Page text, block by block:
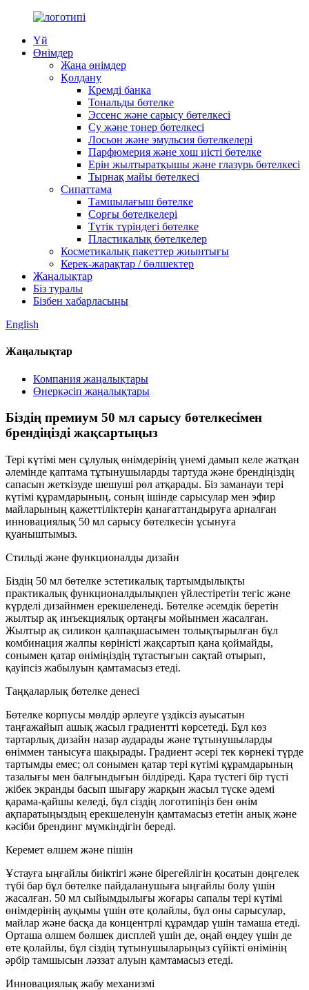
Үй
Өнімдер
Жаңа өнімдер
Қолдану
Кремді банка
Тональды бөтелке
Эссенс және сарысу бөтелкесі
Су және тонер бөтелкесі
Лосьон және эмульсия бөтелкелері
Парфюмерия және хош иісті бөтелке
Ерін жылтыратқышы және глазурь бөтелкесі
Тырнақ майы бөтелкесі
Сипаттама
Тамшылағыш бөтелке
Сорғы бөтелкелері
Түтік түріндегі бөтелке
Пластикалық бөтелкелер
Косметикалық пакеттер жиынтығы
Керек-жарақтар / бөлшектер
Жаңалықтар
Біз туралы
Бізбен хабарласыңы
English
Жаңалықтар
Компания жаңалықтары
Өнеркәсіп жаңалықтары
Біздің премиум 50 мл сарысу бөтелкесімен
брендіңізді жақсартыңыз
Тері күтімі мен сұлулық өнімдерінің үнемі дамып келе жатқан
әлемінде қаптама тұтынушыларды тартуда және брендіңіздің
сапасын жеткізуде шешуші рөл атқарады. Біз заманауи тері
күтімі құрамдарының, соның ішінде сарысулар мен эфир
майларының қажеттіліктерін қанағаттандыруға арналған
инновациялық 50 мл сарысу бөтелкесін ұсынуға
қуаныштымыз.
Стильді және функционалды дизайн
Біздің 50 мл бөтелке эстетикалық тартымдылықты
практикалық функционалдылықпен үйлестіретін тегіс және
күрделі дизайнмен ерекшеленеді. Бөтелке әсемдік беретін
жылтыр ақ инъекциялық ортаңғы мойынмен жасалған.
Жылтыр ақ силикон қалпақшасымен толықтырылған бұл
комбинация жалпы көріністі жақсартып қана қоймайды,
сонымен қатар өніміңіздің тұтастығын сақтай отырып,
қауіпсіз жабылуын қамтамасыз етеді.
Таңқаларлық бөтелке денесі
Бөтелке корпусы мөлдір әрлеуге үздіксіз ауысатын
таңғажайып ашық жасыл градиентті көрсетеді. Бұл көз
тартарлық дизайн назар аударады және тұтынушыларды
өніммен танысуға шақырады. Градиент әсері тек көрнекі түрде
тартымды емес; ол сонымен қатар тері күтімі құрамдарының
тазалығы мен балғындығын білдіреді. Қара түстегі бір түсті
жібек экранды басып шығару жарқын жасыл түске әдемі
қарама-қайшы келеді, бұл сіздің логотипіңіз бен өнім
ақпаратыңыздың ерекшеленуін қамтамасыз ететін анық және
кәсіби брендинг мүмкіндігін береді.
Керемет өлшем және пішін
Ұстауға ыңғайлы биіктігі және бірегейлігін қосатын дөңгелек
түбі бар бұл бөтелке пайдаланушыға ыңғайлы болу үшін
жасалған. 50 мл сыйымдылығы жоғары сапалы тері күтімі
өнімдерінің ауқымы үшін өте қолайлы, бұл оны сарысулар,
майлар және басқа да концентрлі құрамдар үшін тамаша етеді.
Орташа өлшем бөлшек дисплей үшін де, оңай өңдеу үшін де
өте қолайлы, бұл сіздің тұтынушыларыңыз сүйікті өнімінің
әрбір тамшысын ләззат алуын қамтамасыз етеді.
Инновациялық жабу механизмі